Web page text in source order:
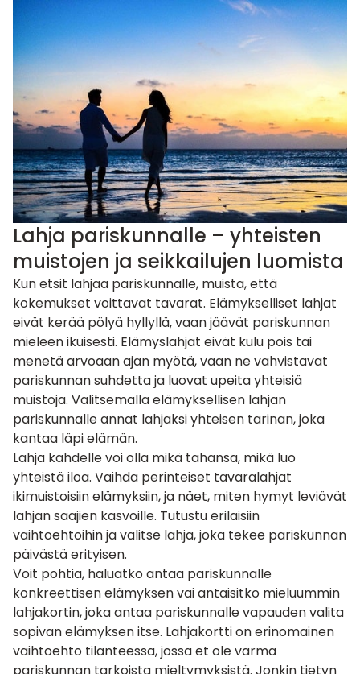
Lahja pariskunnalle – yhteisten
muistojen ja seikkailujen luomista
Kun etsit lahjaa pariskunnalle, muista, että
kokemukset voittavat tavarat. Elämykselliset lahjat
eivät kerää pölyä hyllyllä, vaan jäävät pariskunnan
mieleen ikuisesti. Elämyslahjat eivät kulu pois tai
menetä arvoaan ajan myötä, vaan ne vahvistavat
pariskunnan suhdetta ja luovat upeita yhteisiä
muistoja. Valitsemalla elämyksellisen lahjan
pariskunnalle annat lahjaksi yhteisen tarinan, joka
kantaa läpi elämän.
Lahja kahdellevoi olla mikä tahansa, mikä luo
yhteistä iloa. Vaihda perinteiset tavaralahjat
ikimuistoisiin elämyksiin, ja näet, miten hymyt leviävät
lahjan saajien kasvoille. Tutustu erilaisiin
vaihtoehtoihin ja valitse lahja, joka tekee pariskunnan
päivästä erityisen.
Voit pohtia, haluatko antaa pariskunnalle
konkreettisen elämyksen vai antaisitko mieluummin
lahjakortin, joka antaa pariskunnalle vapauden valita
sopivan elämyksen itse. Lahjakortti on erinomainen
vaihtoehto tilanteessa, jossa et ole varma